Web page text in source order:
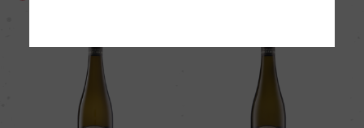
Wine Spectator 得点